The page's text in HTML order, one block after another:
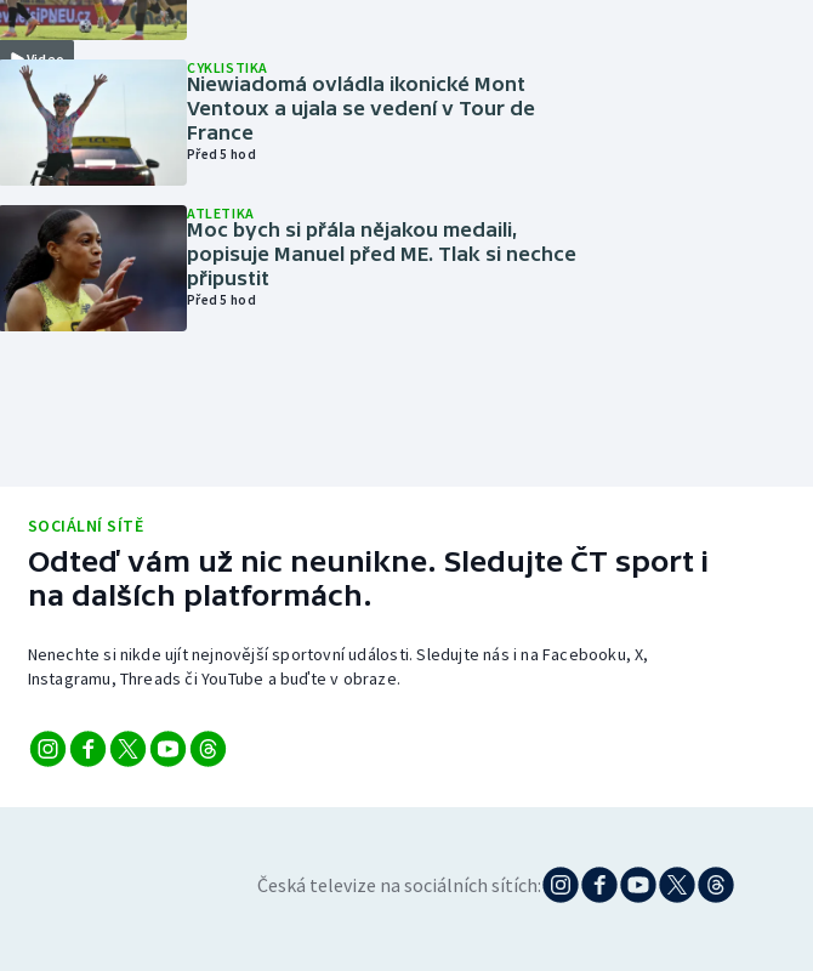
Video CYKLISTIKA
Niewiadomá ovládla ikonické Mont
Ventoux a ujala se vedení v Tour de
France
Před 5 hod
ATLETIKA
Moc bych si přála nějakou medaili,
popisuje Manuel před ME. Tlak si nechce
připustit
Před 5 hod
SOCIÁLNÍ SÍTĚ
Odteď vám už nic neunikne. Sledujte ČT sport i
na dalších platformách.
Nenechte si nikde ujít nejnovější sportovní události. Sledujte nás i na Facebooku, X,
Instagramu, Threads či YouTube a buďte v obraze.
Česká televize na sociálních sítích: